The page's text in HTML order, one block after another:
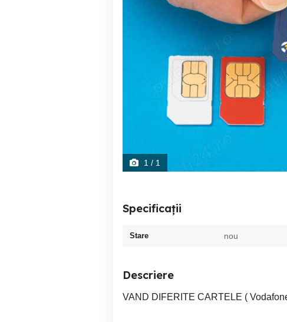
1 / 1
Specificații
Stare nou
Descriere
VAND DIFERITE CARTELE (